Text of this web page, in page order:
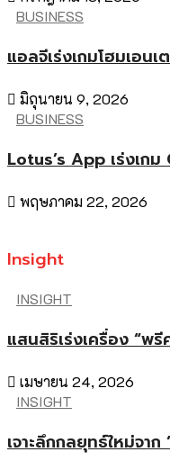
BUSINESS
แอลจีเร่งเกมโฮมเอน
มิถุนายน 9, 2026
BUSINESS
Lotus’s App เร่งเก
พฤษภาคม 22, 2026
Insight
INSIGHT
แสนสิริเร่งเครื่อง “พรี
เมษายน 24, 2026
INSIGHT
เจาะลึกกลยุทธ์ใหม่จา